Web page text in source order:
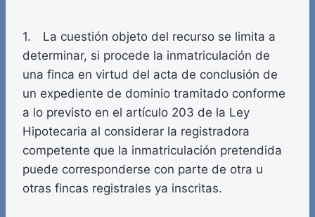
1. La cuestión objeto del recurso se limita a
determinar, si procede la inmatriculación de
una finca en virtud del acta de conclusión de
un expediente de dominio tramitado conforme
a lo previsto en el artículo 203 de la Ley
Hipotecaria al considerar la registradora
competente que la inmatriculación pretendida
puede corresponderse con parte de otra u
otras fincas registrales ya inscritas.